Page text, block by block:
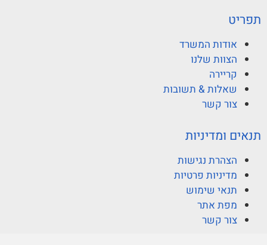
תפריט
אודות המשרד
הצוות שלנו
קריירה
שאלות & תשובות
צור קשר
תנאים ומדיניות
הצהרת נגישות
מדיניות פרטיות
תנאי שימוש
מפת אתר
צור קשר